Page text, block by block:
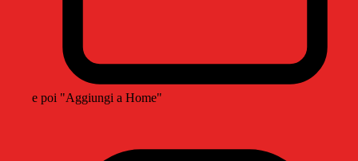
e poi "Aggiungi a Home"